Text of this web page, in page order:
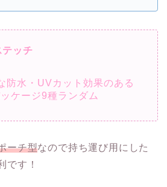
テッチ
防水・UVカット効果のある
ケージ9種ランダム
ーチ型なので持ち運び用にした
です！